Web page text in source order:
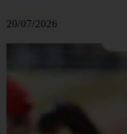
20/07/2026